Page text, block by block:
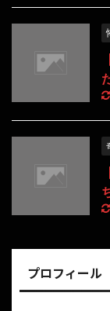
プロフィール